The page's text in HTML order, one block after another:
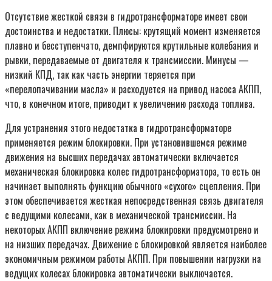
Отсутствие жесткой связи в гидротрансформаторе имеет свои
достоинства и недостатки. Плюсы: крутящий момент изменяется
плавно и бесступенчато, демпфируются крутильные колебания и
рывки, передаваемые от двигателя к трансмиссии. Минусы —
низкий КПД, так как часть энергии теряется при
«перелопачивании масла» и расходуется на привод насоса АКПП,
что, в конечном итоге, приводит к увеличению расхода топлива.
Для устранения этого недостатка в гидротрансформаторе
применяется режим блокировки. При установившемся режиме
движения на высших передачах автоматически включается
механическая блокировка колес гидротрансформатора, то есть он
начинает выполнять функцию обычного «сухого» сцепления. При
этом обеспечивается жесткая непосредственная связь двигателя
с ведущими колесами, как в механической трансмиссии. На
некоторых АКПП включение режима блокировки предусмотрено и
на низших передачах. Движение с блокировкой является наиболее
экономичным режимом работы АКПП. При повышении нагрузки на
ведущих колесах блокировка автоматически выключается.